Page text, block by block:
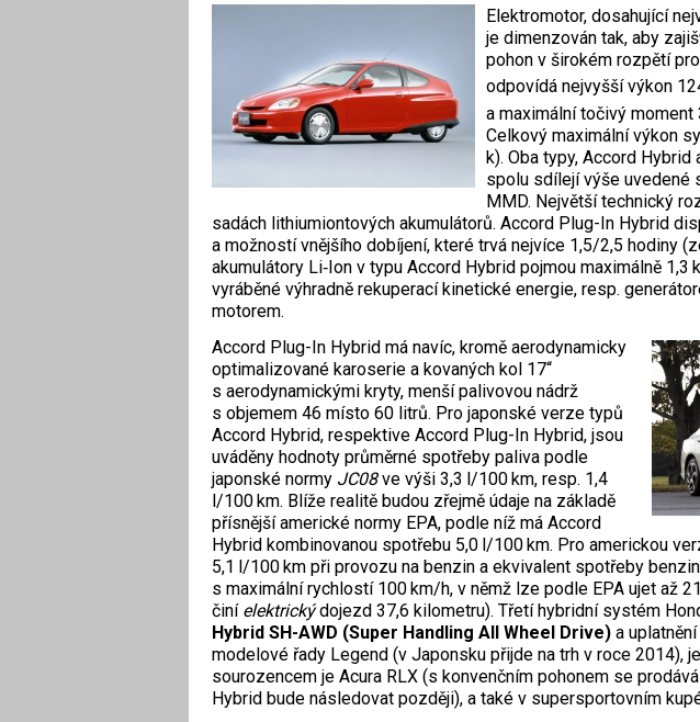
Elektromotor, dosahující
je dimenzován tak, aby
pohon v širokém rozpětí
odpovídá nejvyšší výkon
a maximální točivý moment
Celkový maximální výkon
k). Oba typy, Accord
spolu sdílejí výše uvedené
MMD. Největší technický
sadách lithiumiontových akumulátorů. Accord Plug-In Hybrid
a možností vnějšího dobíjení, které trvá nejvíce 1,5/2,5 hodiny
akumulátory Li‑Ion v typu Accord Hybrid pojmou maximálně 1,3
vyráběné výhradně rekuperací kinetické energie, resp.
motorem.
Accord Plug-In Hybrid má navíc, kromě aerodynamicky
optimalizované karoserie a kovaných kol 17“
s aerodynamickými kryty, menší palivovou nádrž
s objemem 46 místo 60 litrů. Pro japonské verze typů
Accord Hybrid, respektive Accord Plug-In Hybrid, jsou
uváděny hodnoty průměrné spotřeby paliva podle
japonské normy JC08ve výši 3,3 l/100 km, resp. 1,4
l/100 km. Blíže realitě budou zřejmě údaje na základě
přísnější americké normy EPA, podle níž má Accord
Hybrid kombinovanou spotřebu 5,0 l/100 km. Pro americkou
5,1 l/100 km při provozu na benzin a ekvivalent spotřeby
s maximální rychlostí 100 km/h, v němž lze podle EPA ujet až
činí elektrickýdojezd 37,6 kilometru). Třetí hybridní systém
Hybrid SH-AWD (Super Handling All Wheel Drive)a
modelové řady Legend (v Japonsku přijde na trh v roce 2014),
sourozencem je Acura RLX (s konvenčním pohonem se
Hybrid bude následovat později), a také v supersportovním